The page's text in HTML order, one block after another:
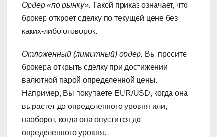
Ордер «по рынку». Такой приказ означает, что
брокер откроет сделку по текущей цене без
каких-либо оговорок.
Отложенный (лимитный) ордер. Вы просите
брокера открыть сделку при достижении
валютной парой определенной цены.
Например, Вы покупаете EUR/USD, когда она
вырастет до определенного уровня или,
наоборот, когда она опустится до
определенного уровня.